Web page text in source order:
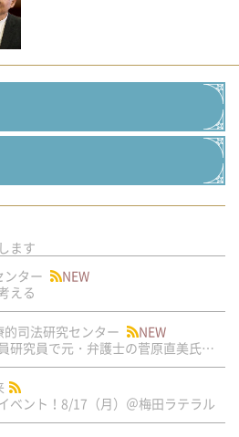
ます
ンター
NEW
える
的司法研究センター
NEW
治療的司法研究センター客員研究員で元・弁護士の菅原直美氏の論文が公刊されました
ベント！8/17（月）＠梅田ラテラル